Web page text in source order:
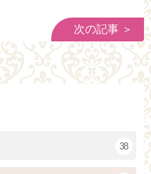
次の記事 ＞
38